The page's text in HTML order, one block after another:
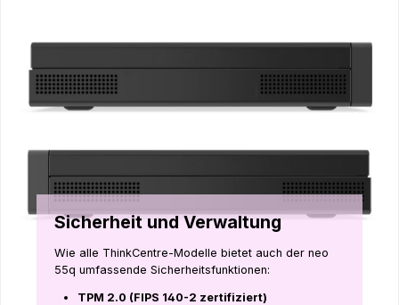
Sicherheit und Verwaltung
Wie alle ThinkCentre-Modelle bietet auch der neo
55q umfassende Sicherheitsfunktionen:
TPM 2.0 (FIPS 140-2 zertifiziert)